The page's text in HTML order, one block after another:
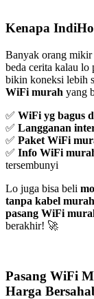
Kenapa
Banyak orang mikir
beda cerita kalau lo
bikin koneksi lebih
WiFi murah yang
✅ WiFi yg bagus
✅ Langganan
✅ Paket WiFi
✅ Info WiFi
tersembunyi
Lo juga bisa beli
tanpa kabel murah
pasang WiFi
berakhir! 🚀
Pasang WiFi
Harga